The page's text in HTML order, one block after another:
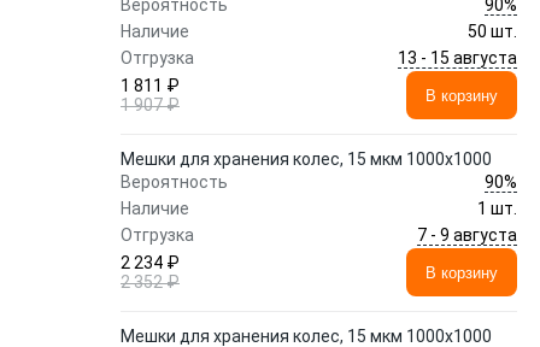
Вероятность
90%
Наличие
50 шт.
Отгрузка
13 - 15 августа
1 811 ₽
1 907 ₽
В корзину
Мешки для хранения колес, 15 мкм 1000х1000
Вероятность
90%
Наличие
1 шт.
Отгрузка
7 - 9 августа
2 234 ₽
2 352 ₽
В корзину
Мешки для хранения колес, 15 мкм 1000х1000